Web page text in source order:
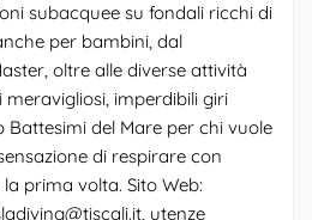
subacquee su fondali ricchi di
per bambini, dal
oltre alle diverse attività
meravigliosi, imperdibili giri
Battesimi del Mare per chi vuole
di respirare con
prima volta. Sito Web:
, utenze